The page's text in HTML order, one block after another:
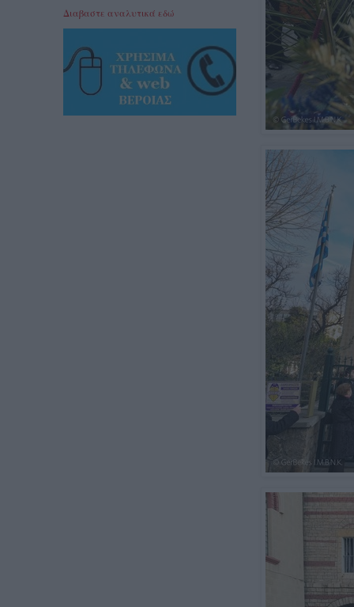
Διαβαστε αναλυτικά εδώ